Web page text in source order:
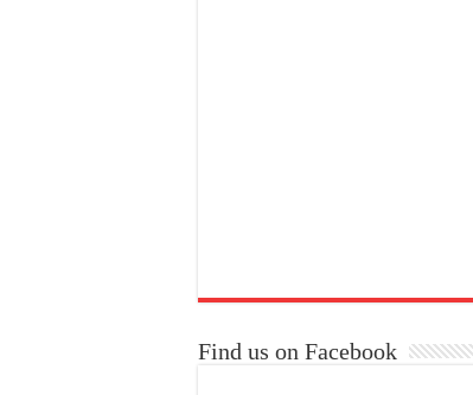
Find us on Facebook